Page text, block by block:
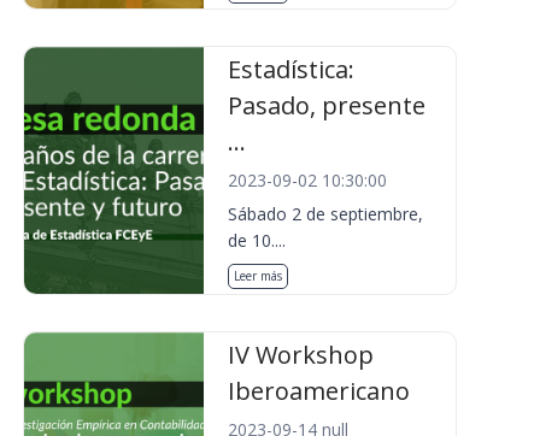
Estadística:
Pasado, presente
...
2023-09-02 10:30:00
Sábado 2 de septiembre,
de 10....
Leer más
IV Workshop
Iberoamericano
2023-09-14 null